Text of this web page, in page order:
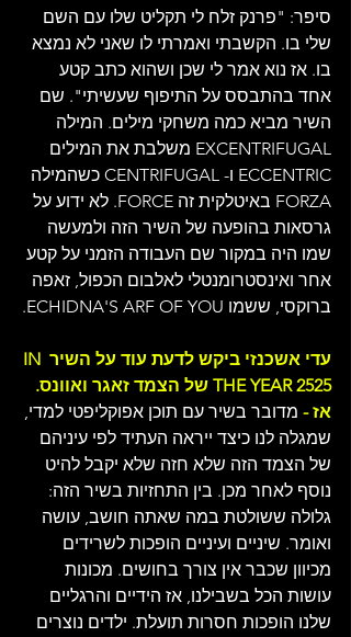
סיפר: "פרנק זלח לי תקליט שלו עם השם
שלי בו. הקשבתי ואמרתי לו שאני לא נמצא
בו. אז נוא אמר לי שכן ושהוא כתב קטע
אחד בהתבסס על התיפוף שעשיתי". שם
השיר מביא כמה משחקי מילים. המילה
EXCENTRIFUGAL משלבת את המילים
ECCENTRIC ו- CENTRIFUGAL כשהמילה
FORZA באיטלקית זה FORCE. לא ידוע על
גרסאות בהופעה של השיר הזה ולמעשה
שמו היה במקור שם העבודה הזמני על קטע
אחר ואינסטרומנטלי לאלבום הכפול, זאפה
ברוקסי, ששמו ECHIDNA'S ARF OF YOU.
עדי אשכנזי ביקש לדעת עוד על השיר IN
THE YEAR 2525 של הצמד זאגר ואוונס.
אז - מדובר בשיר עם תוכן אפוקליפטי למדי,
שמגלה לנו כיצד ייראה העתיד לפי עיניהם
של הצמד הזה שלא חזה שלא יקבל להיט
נוסף לאחר מכן. בין התחזיות בשיר הזה:
גלולה ששולטת במה שאתה חושב, עושה
ואומר. שיניים ועיניים הופכות לשרידים
מכיוון שכבר אין צורך בחושים. מכונות
עושות הכל בשבילנו, אז הידיים והרגליים
שלנו הופכות חסרות תועלת. ילדים נוצרים